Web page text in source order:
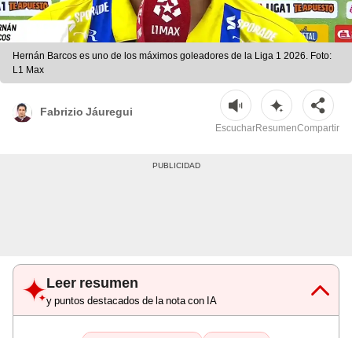
Hernán Barcos es uno de los máximos goleadores de la Liga 1 2026. Foto:
L1 Max
Fabrizio Jáuregui
EscucharResumenCompartir
Leer resumen
y puntos destacados de la nota con IA